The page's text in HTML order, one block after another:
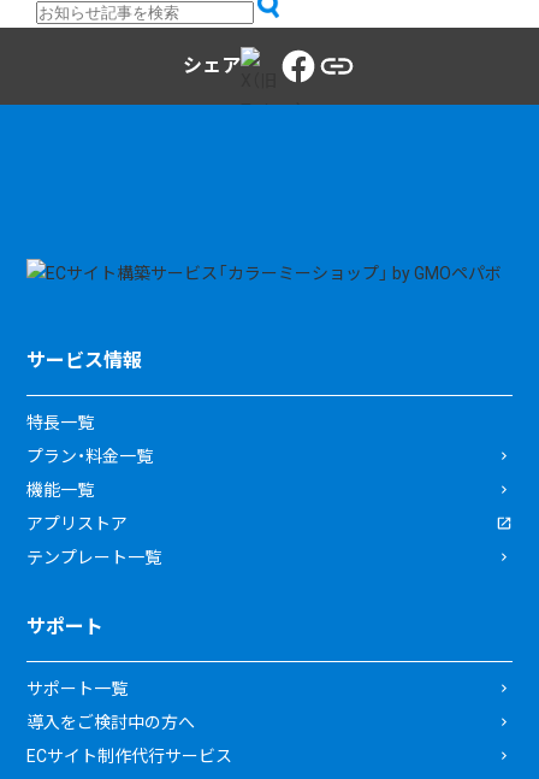
シェア
サービス情報
特長一覧
プラン・料金一覧
機能一覧
アプリストア
テンプレート一覧
サポート
サポート一覧
導入をご検討中の方へ
ECサイト制作代行サービス